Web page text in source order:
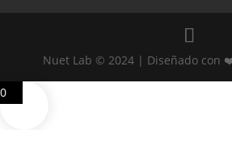
Nuet Lab © 2024 | Diseñado con
0